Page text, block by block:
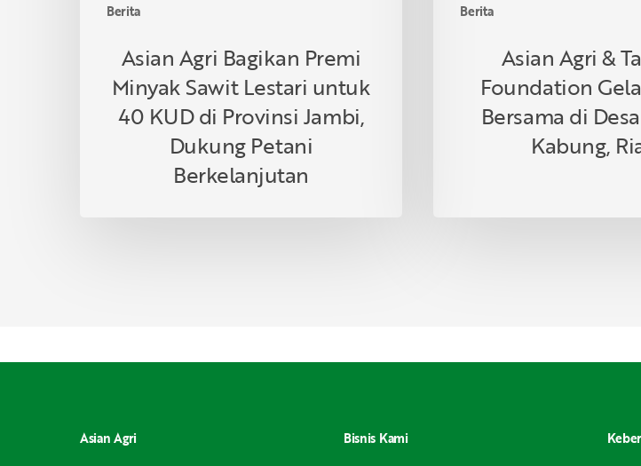
Berita
Provinsi
Dukung
Petani
Berkelanjutan
Asian Agri Bagikan Premi
Minyak Sawit Lestari untuk
40 KUD di Provinsi Jambi,
Dukung Petani
Berkelanjutan
Berita
Kabung,
Asian Agri &
Foundation
Bersama di
Kabung,
Asian Agri Bisnis Kami